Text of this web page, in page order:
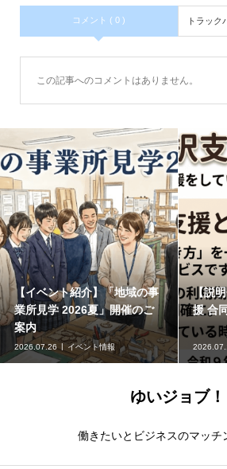
コメント ( 0 ) トラック
この記事へのコメントはありません。
【イベント紹介】「地域の事
業所見学 2026夏」開催のご
案内
2026.07.26 イベント情報
【説
援 合
ゆいジョブ！
働きたいとビジネスのマッチ